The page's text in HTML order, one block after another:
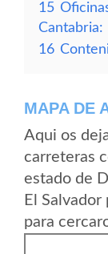
15
Cantabria:
16
MAPA DE
Aqui os
carreteras
estado de
El
para